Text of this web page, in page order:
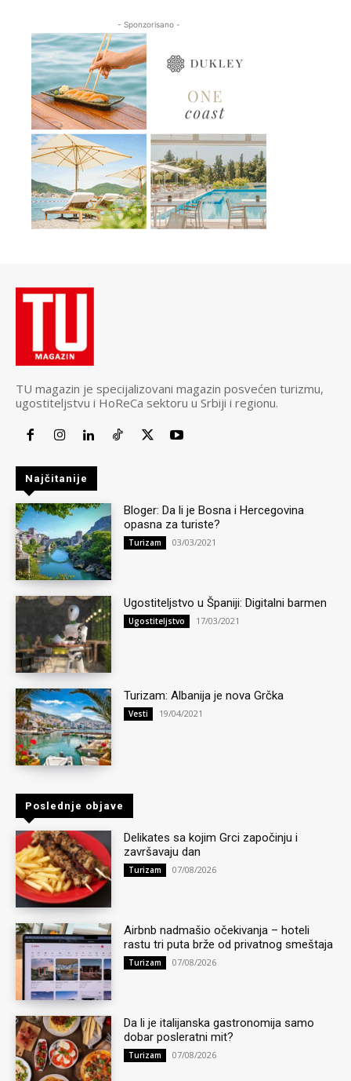
- Sponzorisano -
TU magazin je specijalizovani magazin posvećen turizmu,
ugostiteljstvu i HoReCa sektoru u Srbiji i regionu.
Najčitanije
Bloger: Da li je Bosna i Hercegovina
opasna za turiste?
Turizam 03/03/2021
Ugostiteljstvo u Španiji: Digitalni barmen
Ugostiteljstvo 17/03/2021
Turizam: Albanija je nova Grčka
Vesti 19/04/2021
Poslednje objave
Delikates sa kojim Grci započinju i
završavaju dan
Turizam 07/08/2026
Airbnb nadmašio očekivanja – hoteli
rastu tri puta brže od privatnog smeštaja
Turizam 07/08/2026
Da li je italijanska gastronomija samo
dobar posleratni mit?
Turizam 07/08/2026